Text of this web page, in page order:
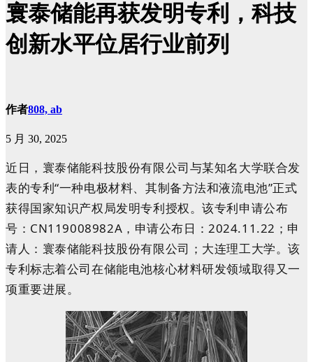
寰泰储能再获发明专利，科技
创新水平位居行业前列
作者808, ab
5 月 30, 2025
近日，寰泰储能科技股份有限公司与某知名大学联合发
表的专利“一种电极材料、其制备方法和液流电池”正式
获得国家知识产权局发明专利授权。该专利申请公布
号： CN119008982A，申请公布日：2024.11.22；申
请人： 寰泰储能科技股份有限公司；大连理工大学。该
专利标志着公司在储能电池核心材料研发领域取得又一
项重要进展。